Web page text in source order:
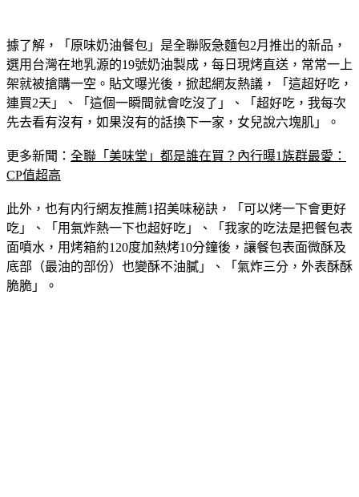
據了解，「原味奶油餐包」是全聯阪急麵包2月推出的新品，
選用台灣在地乳源的19號奶油製成，每日現烤直送，常常一上
架就被搶購一空。貼文曝光後，掀起網友熱議，「這超好吃，
連買2天」、「這個一瞬間就會吃沒了」、「超好吃，我每次
更多新聞：
此外，也有内行網友推薦1招美味秘訣，「可以烤一下會更好
吃」、「用氣炸熱一下也超好吃」、「我家的吃法是把餐包表
面噴水，用烤箱約120度加熱烤10分鐘後，讓餐包表面微酥及
底部（最油的部份）也變酥不油膩」、「氣炸三分，外表酥酥